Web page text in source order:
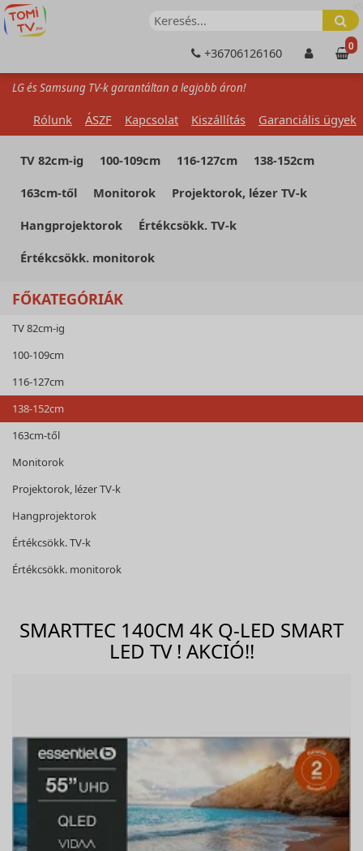
+36706126160 0
LG és Samsung TV-k garantáltan a legjobb áron!
Rólunk ÁSZF Kapcsolat Kiszállítás Garanciális ügyek
TV 82cm-ig 100-109cm 116-127cm
138-152cm
163cm-től
Monitorok
Projektorok, lézer TV-k
Hangprojektorok
Értékcsökk. TV-k
Értékcsökk. monitorok
FŐKATEGÓRIÁK
TV 82cm-ig
100-109cm
116-127cm
138-152cm
163cm-től
Monitorok
Projektorok, lézer TV-k
Hangprojektorok
Értékcsökk. TV-k
Értékcsökk. monitorok
SMARTTEC 140CM 4K Q-LED SMART
LED TV ! AKCIÓ!!